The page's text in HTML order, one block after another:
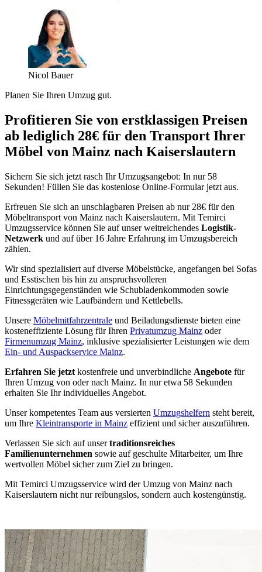
Nicol Bauer
Planen Sie Ihren Umzug gut.
Profitieren Sie von erstklassigen Preisen
ab lediglich 28€ für den Transport Ihrer
Möbel von Mainz nach Kaiserslautern
Sichern Sie sich jetzt rasch Ihr Umzugsangebot: In nur 58
Sekunden! Füllen Sie das kostenlose Online-Formular jetzt aus.
Erfreuen Sie sich an unschlagbaren Preisen ab nur 28€ für den
Möbeltransport von Mainz nach Kaiserslautern. Mit Temirci
Umzugsservice können Sie auf unser weitreichendes Logistik-
Netzwerk und auf über 16 Jahre Erfahrung im Umzugsbereich
zählen.
Wir sind spezialisiert auf diverse Möbelstücke, angefangen bei Sofas
und Esstischen bis hin zu anspruchsvolleren
Einrichtungsgegenständen wie Schubladenkommoden sowie
Fitnessgeräten wie Laufbändern und Kettlebells.
Unsere Möbelmitfahrzentrale und Beiladungsdienste bieten eine
kosteneffiziente Lösung für Ihren Privatumzug Mainz oder
Firmenumzug Mainz, inklusive spezialisierter Leistungen wie dem
Ein- und Auspackservice Mainz.
Erfahren Sie jetzt kostenfreie und unverbindliche Angebote für
Ihren Umzug von oder nach Mainz. In nur etwa 58 Sekunden
erhalten Sie Ihr individuelles Angebot.
Unser kompetentes Team aus versierten Umzugshelfern steht bereit,
um Ihre Kleintransporte in Mainz effizient und sicher auszuführen.
Verlassen Sie sich auf unsertraditionsreiches
Familienunternehmen sowie auf geschulte Mitarbeiter, um Ihre
wertvollen Möbel sicher zum Ziel zu bringen.
Mit Temirci Umzugsservice wird der Umzug von Mainz nach
Kaiserslautern nicht nur reibungslos, sondern auch kostengünstig.